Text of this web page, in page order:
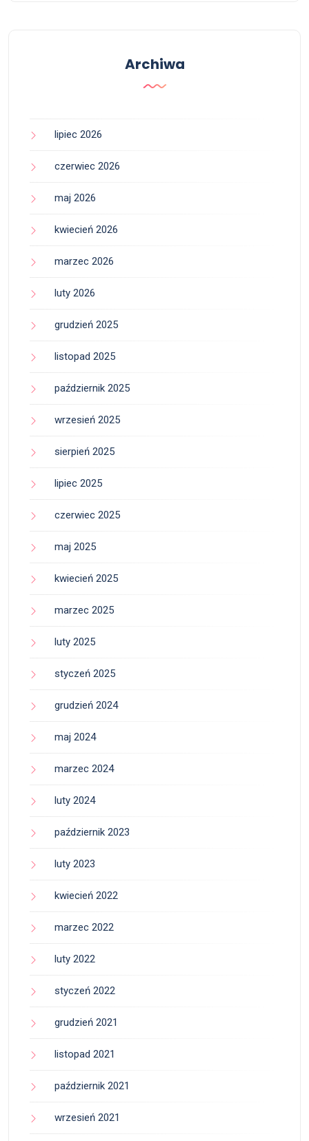
Archiwa
lipiec 2026
czerwiec 2026
maj 2026
kwiecień 2026
marzec 2026
luty 2026
grudzień 2025
listopad 2025
październik 2025
wrzesień 2025
sierpień 2025
lipiec 2025
czerwiec 2025
maj 2025
kwiecień 2025
marzec 2025
luty 2025
styczeń 2025
grudzień 2024
maj 2024
marzec 2024
luty 2024
październik 2023
luty 2023
kwiecień 2022
marzec 2022
luty 2022
styczeń 2022
grudzień 2021
listopad 2021
październik 2021
wrzesień 2021